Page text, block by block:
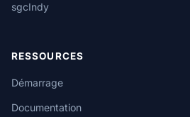
sgcIndy
RESSOURCES
Démarrage
Documentation